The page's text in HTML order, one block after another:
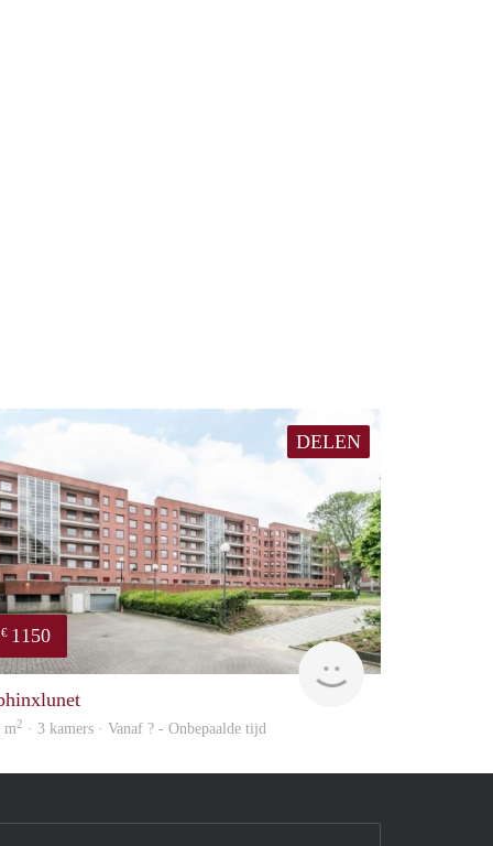
DELEN
€ 1150
finder
m2 · 3 kamers · Vanaf ? - Onbepaalde tijd